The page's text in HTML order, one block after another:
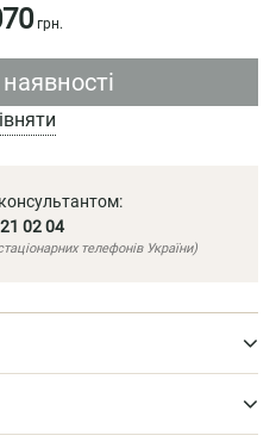
грн.
02 04
телефонів України)